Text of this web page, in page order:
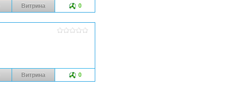
Витрина 0
Витрина 0